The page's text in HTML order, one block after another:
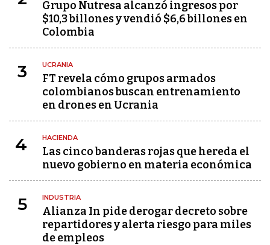
Grupo Nutresa alcanzó ingresos por
$10,3 billones y vendió $6,6 billones en
Colombia
3 UCRANIA
FT revela cómo grupos armados
colombianos buscan entrenamiento
en drones en Ucrania
4 HACIENDA
Las cinco banderas rojas que hereda el
nuevo gobierno en materia económica
5 INDUSTRIA
Alianza In pide derogar decreto sobre
repartidores y alerta riesgo para miles
de empleos